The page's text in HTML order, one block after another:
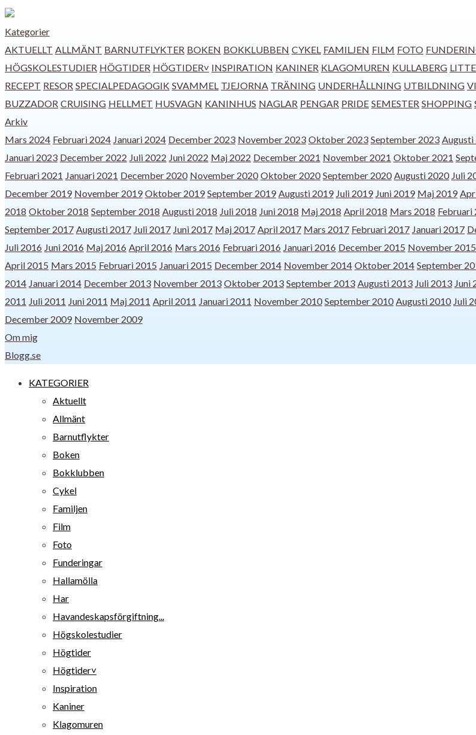
Kategorier
AKTUELLT ALLMÄNT BARNUTFLYKTER BOKEN BOKKLUBBEN CYKEL FAMILJEN FILM FOTO
HÖGSKOLESTUDIER HÖGTIDER HÖGTIDER˅ INSPIRATION KANINER KLAGOMUREN KULLABERG
RECEPT RESOR SPECIALPEDAGOGIK SVAMMEL TJEJORNA TRÄNING UNDERHÅLLNING UTBILDNING
BUZZADOR CRUISING HELLMET HUSVAGN KANINHUS NAGLAR PENGAR PRIDE SEMESTER SHOPPING
Arkiv
Mars 2024 Februari 2024 Januari 2024 December 2023 November 2023 Oktober 2023 September 2023 Augusti
Januari 2023 December 2022 Juli 2022 Juni 2022 Maj 2022 December 2021 November 2021 Oktober 2021
Februari 2021 Januari 2021 December 2020 November 2020 Oktober 2020 September 2020 Augusti 2020 Juli
December 2019 November 2019 Oktober 2019 September 2019 Augusti 2019 Juli 2019 Juni 2019 Maj 2019
2018 Oktober 2018 September 2018 Augusti 2018 Juli 2018 Juni 2018 Maj 2018 April 2018 Mars 2018 Februari
September 2017 Augusti 2017 Juli 2017 Juni 2017 Maj 2017 April 2017 Mars 2017 Februari 2017 Januari 2017
Juli 2016 Juni 2016 Maj 2016 April 2016 Mars 2016 Februari 2016 Januari 2016 December 2015 November 2015
April 2015 Mars 2015 Februari 2015 Januari 2015 December 2014 November 2014 Oktober 2014 September
2014 Januari 2014 December 2013 November 2013 Oktober 2013 September 2013 Augusti 2013 Juli 2013 Juni
2011 Juli 2011 Juni 2011 Maj 2011 April 2011 Januari 2011 November 2010 September 2010 Augusti 2010 Juli
December 2009 November 2009
Om mig
Blogg.se
KATEGORIER
Aktuellt
Allmänt
Barnutflykter
Boken
Bokklubben
Cykel
Familjen
Film
Foto
Funderingar
Hallamölla
Har
Havandeskapsförgiftning...
Högskolestudier
Högtider
Högtider˅
Inspiration
Kaniner
Klagomuren